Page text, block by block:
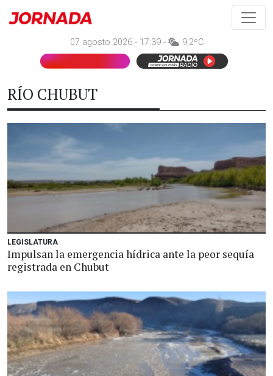
07 agosto 2026 - 17:39 - 9,2ºC
RÍO CHUBUT
LEGISLATURA
Impulsan la emergencia hídrica ante la peor sequía
registrada en Chubut